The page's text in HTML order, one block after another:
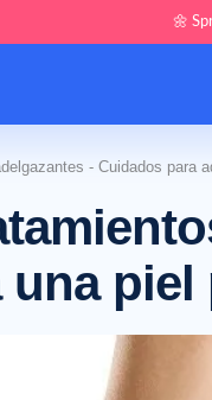
🌼
- Cuidados para
una piel